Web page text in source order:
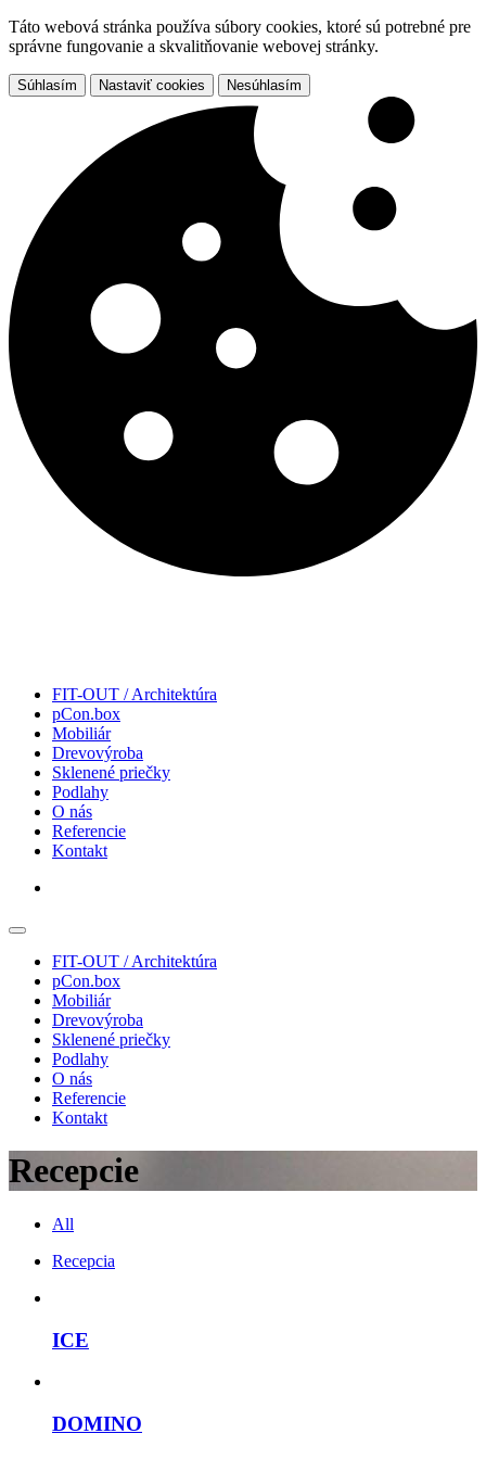
Táto webová stránka používa súbory cookies, ktoré sú potrebné pre
správne fungovanie a skvalitňovanie webovej stránky.
Súhlasím Nastaviť cookies Nesúhlasím
FIT-OUT / Architektúra
pCon.box
Mobiliár
Drevovýroba
Sklenené priečky
Podlahy
O nás
Referencie
Kontakt
FIT-OUT / Architektúra
pCon.box
Mobiliár
Drevovýroba
Sklenené priečky
Podlahy
O nás
Referencie
Kontakt
Recepcie
All
Recepcia
ICE
DOMINO